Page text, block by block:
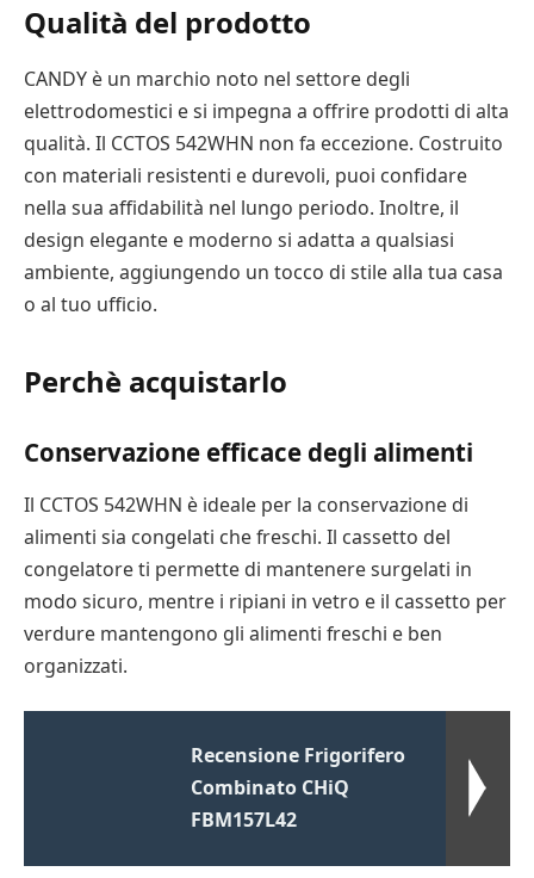
Qualità del prodotto
CANDY è un marchio noto nel settore degli
elettrodomestici e si impegna a offrire prodotti di alta
qualità. Il CCTOS 542WHN non fa eccezione. Costruito
con materiali resistenti e durevoli, puoi confidare
nella sua affidabilità nel lungo periodo. Inoltre, il
design elegante e moderno si adatta a qualsiasi
ambiente, aggiungendo un tocco di stile alla tua casa
o al tuo ufficio.
Perchè acquistarlo
Conservazione efficace degli alimenti
Il CCTOS 542WHN è ideale per la conservazione di
alimenti sia congelati che freschi. Il cassetto del
congelatore ti permette di mantenere surgelati in
modo sicuro, mentre i ripiani in vetro e il cassetto per
verdure mantengono gli alimenti freschi e ben
organizzati.
Recensione Frigorifero
Combinato CHiQ
FBM157L42